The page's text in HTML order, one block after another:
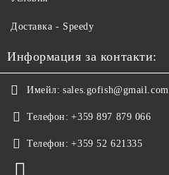
Доставка - Speedy
Информация за контакти:
Имейл: sales.gofish@gmail.com
Телефон: +359 897 879 066
Телефон: +359 52 621335